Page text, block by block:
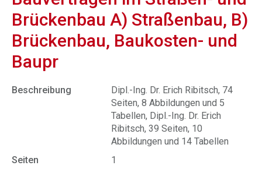
Brückenbau A) Straßenbau, B)
Brückenbau, Baukosten- und
Baupr
Beschreibung
Dipl.-Ing. Dr. Erich Ribitsch, 74
Seiten, 8 Abbildungen und 5
Tabellen, Dipl.-Ing. Dr. Erich
Ribitsch, 39 Seiten, 10
Abbildungen und 14 Tabellen
Seiten
1